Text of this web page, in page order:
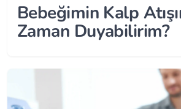
Bebeğimin Kalp
Zaman Duyabilirim?